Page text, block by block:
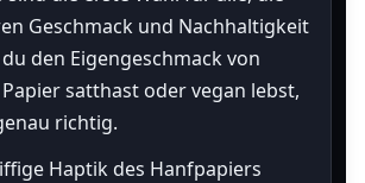
Geschmack und Nachhaltigkeit
den Eigengeschmack von
satthast oder vegan lebst,
richtig.
Haptik des Hanfpapiers